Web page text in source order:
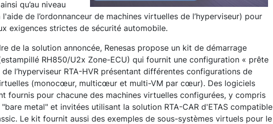
qu’au niveau
de l’ordonnanceur de machines virtuelles de l’hyperviseur) pour
exigences strictes de sécurité automobile.
de la solution annoncée, Renesas propose un kit de démarrage
RH850/U2x Zone-ECU) qui fournit une configuration « prête
l’hyperviseur RTA-HVR présentant différentes configurations de
(monocœur, multicœur et multi-VM par cœur). Des logiciels
fournis pour chacune des machines virtuelles configurées, y compris
metal" et invitées utilisant la solution RTA-CAR d'ETAS compatible
Le kit fournit aussi des exemples de sous-systèmes virtuels pour le